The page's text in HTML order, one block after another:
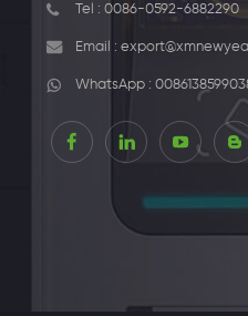
Tel : 0086-0592-6882290
Email :
WhatsApp :